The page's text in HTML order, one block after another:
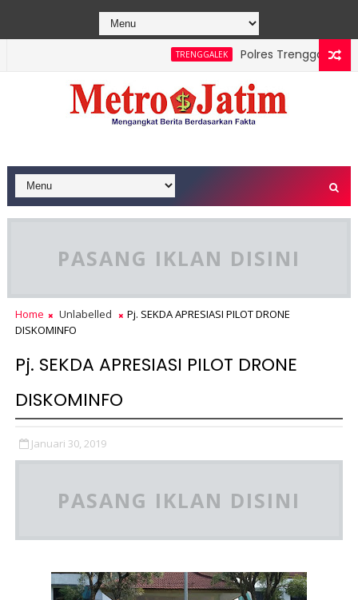
TRENGGALEK
Polres Trenggalek
Sawe Berhasil Dipadamkan, Masyarakat Diimbau Hentikan
PASANG IKLAN DISINI
Home Unlabelled
Pj. SEKDA APRESIASI PILOT DRONE
DISKOMINFO
Pj. SEKDA APRESIASI PILOT DRONE
DISKOMINFO
Januari 30, 2019
PASANG IKLAN DISINI